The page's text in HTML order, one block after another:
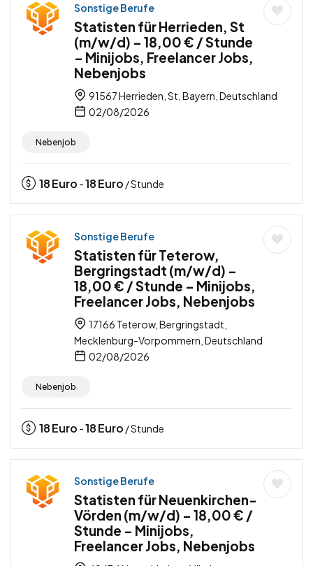
Sonstige Berufe
Statisten für Herrieden, St
(m/w/d) – 18,00 € / Stunde
– Minijobs, Freelancer Jobs,
Nebenjobs
91567 Herrieden, St, Bayern, Deutschland
02/08/2026
Nebenjob
18Euro -18Euro / Stunde
Sonstige Berufe
Statisten für Teterow,
Bergringstadt (m/w/d) –
18,00 € / Stunde – Minijobs,
Freelancer Jobs, Nebenjobs
17166 Teterow, Bergringstadt,
Mecklenburg-Vorpommern, Deutschland
02/08/2026
Nebenjob
18Euro -18Euro / Stunde
Sonstige Berufe
Statisten für Neuenkirchen-
Vörden (m/w/d) – 18,00 € /
Stunde – Minijobs,
Freelancer Jobs, Nebenjobs